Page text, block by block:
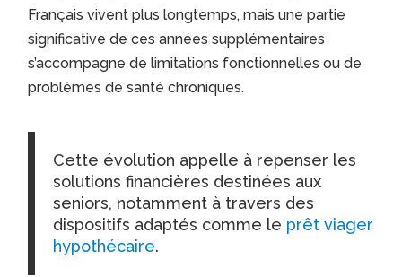
Français vivent plus longtemps, mais une partie
significative de ces années supplémentaires
s’accompagne de limitations fonctionnelles ou de
problèmes de santé chroniques.
Cette évolution appelle à repenser les
solutions financières destinées aux
seniors, notamment à travers des
dispositifs adaptés comme le prêt viager
hypothécaire.